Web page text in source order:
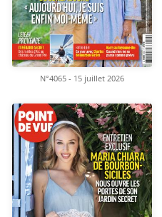
N°4065 - 15 juillet 2026